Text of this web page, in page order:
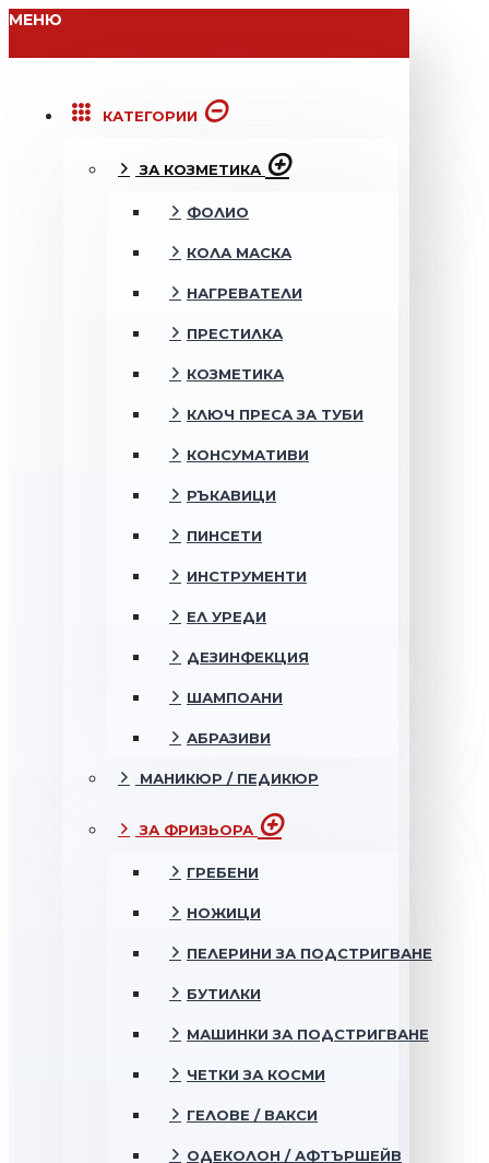
МЕНЮ
КАТЕГОРИИ
ЗА КОЗМЕТИКА
ФОЛИО
КОЛА МАСКА
НАГРЕВАТЕЛИ
ПРЕСТИЛКА
КОЗМЕТИКА
КЛЮЧ ПРЕСА ЗА ТУБИ
КОНСУМАТИВИ
РЪКАВИЦИ
ПИНСЕТИ
ИНСТРУМЕНТИ
ЕЛ УРЕДИ
ДЕЗИНФЕКЦИЯ
ШАМПОАНИ
АБРАЗИВИ
МАНИКЮР / ПЕДИКЮР
ЗА ФРИЗЬОРА
ГРЕБЕНИ
НОЖИЦИ
ПЕЛЕРИНИ ЗА ПОДСТРИГВАНЕ
БУТИЛКИ
МАШИНКИ ЗА ПОДСТРИГВАНЕ
ЧЕТКИ ЗА КОСМИ
ГЕЛОВЕ / ВАКСИ
ОДЕКОЛОН / АФТЪРШЕЙВ